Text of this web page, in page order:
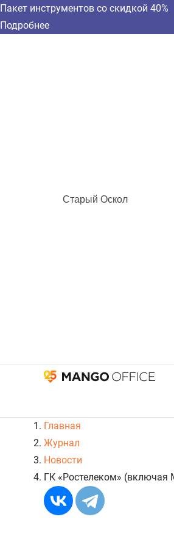
Пакет инструментов со скидкой 40%
Подробнее
Старый Оскол
Главная
Журнал
Новости
ГК «Ростелеком» (включая